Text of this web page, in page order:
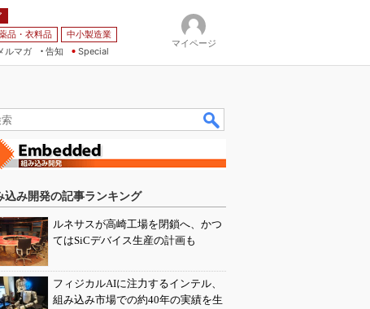
品・衣料品
中小製造業
ルマガ
告知 Special
マイページ
込み開発の記事ランキング
ルネサスが高崎工場を閉鎖へ、かつ
てはSiCデバイス生産の計画も
フィジカルAIに注力するインテル、
組み込み市場での約40年の実績を生